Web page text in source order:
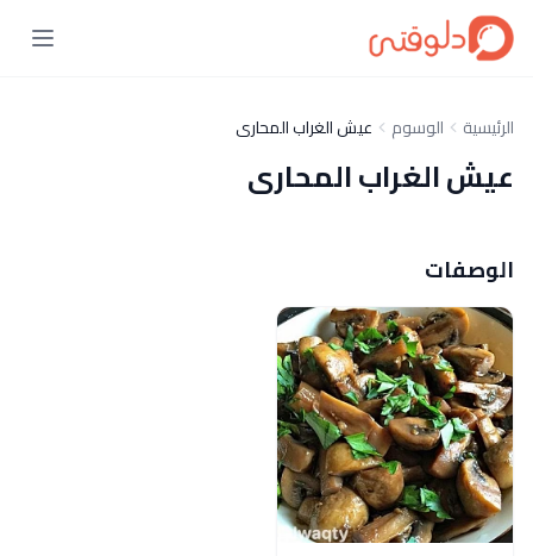
الرئيسية الوسوم عيش الغراب المحارى
عيش الغراب المحارى
الوصفات